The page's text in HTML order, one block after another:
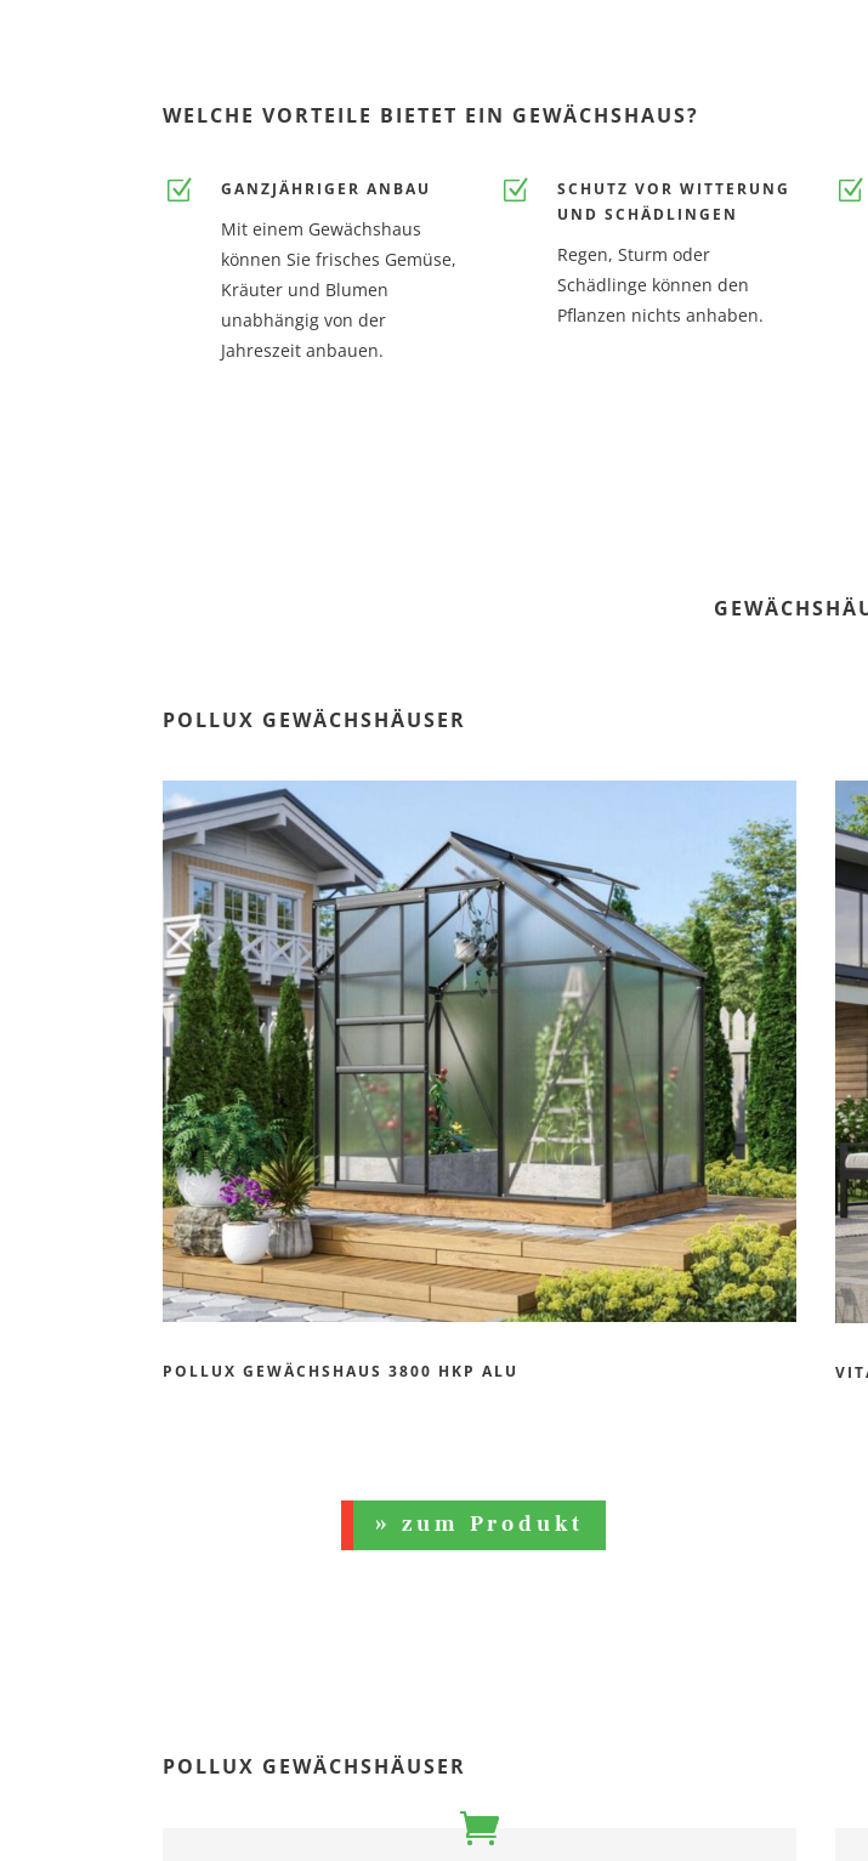
WELCHE VORTEILE BIETET EIN GEWÄCHSHAUS?
Z GANZJÄHRIGER ANBAU
Mit einem Gewächshaus
können Sie frisches Gemüse,
Kräuter und Blumen
unabhängig von der
Jahreszeit anbauen.
Z
SCHUTZ VOR WITTERUNG
UND SCHÄDLINGEN
Regen, Sturm oder
Schädlinge können den
Pflanzen nichts anhaben.
Z
POLLUX GEWÄCHSHÄUSER
POLLUX GEWÄCHSHAUS 3800 HKP ALU
» zum Produkt
POLLUX GEWÄCHSHÄUSER